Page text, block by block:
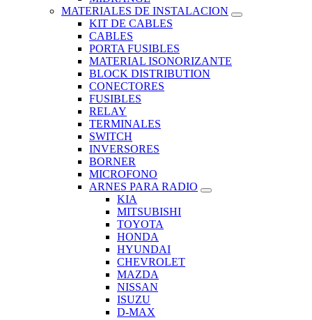
MATERIALES DE INSTALACION
KIT DE CABLES
CABLES
PORTA FUSIBLES
MATERIAL ISONORIZANTE
BLOCK DISTRIBUTION
CONECTORES
FUSIBLES
RELAY
TERMINALES
SWITCH
INVERSORES
BORNER
MICROFONO
ARNES PARA RADIO
KIA
MITSUBISHI
TOYOTA
HONDA
HYUNDAI
CHEVROLET
MAZDA
NISSAN
ISUZU
D-MAX